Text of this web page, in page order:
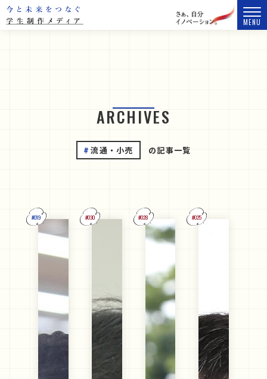
MENU
ARCHIVES
流通・小売 の記事一覧
#019 #030 #028 #025